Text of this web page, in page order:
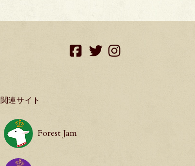
関連サイト
Forest Jam